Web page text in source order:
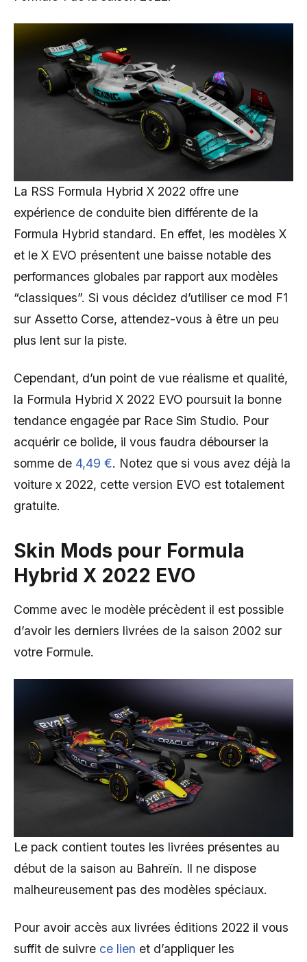
La RSS Formula Hybrid X 2022 offre une
expérience de conduite bien différente de la
Formula Hybrid standard. En effet, les modèles X
et le X EVO présentent une baisse notable des
performances globales par rapport aux modèles
“classiques”. Si vous décidez d’utiliser ce mod F1
sur Assetto Corse, attendez-vous à être un peu
plus lent sur la piste.
Cependant, d’un point de vue réalisme et qualité,
la Formula Hybrid X 2022 EVO poursuit la bonne
tendance engagée par Race Sim Studio. Pour
acquérir ce bolide, il vous faudra débourser la
somme de 4,49 €. Notez que si vous avez déjà la
voiture x 2022, cette version EVO est totalement
gratuite.
Skin Mods pour Formula
Hybrid X 2022 EVO
Comme avec le modèle précèdent il est possible
d’avoir les derniers livrées de la saison 2002 sur
votre Formule.
Le pack contient toutes les livrées présentes au
début de la saison au Bahreïn. Il ne dispose
malheureusement pas des modèles spéciaux.
Pour avoir accès aux livrées éditions 2022 il vous
suffit de suivre ce lien et d’appliquer les